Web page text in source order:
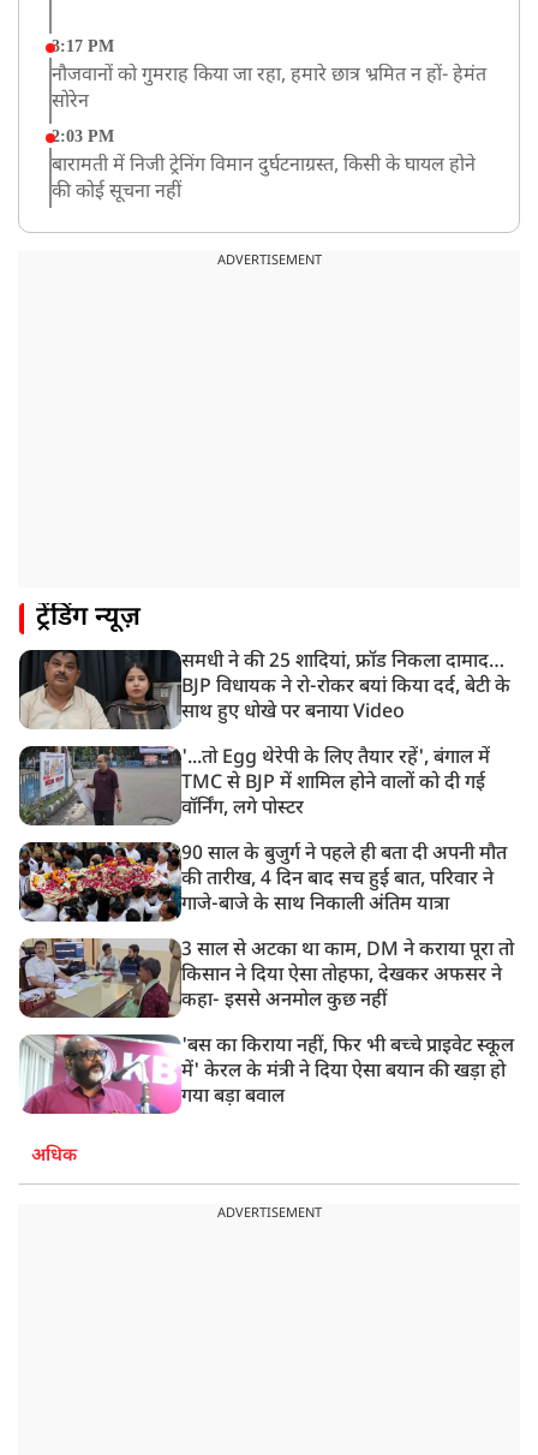
3:17 PM
नौजवानों को गुमराह किया जा रहा, हमारे छात्र भ्रमित न हों- हेमंत
सोरेन
2:03 PM
बारामती में निजी ट्रेनिंग विमान दुर्घटनाग्रस्त, किसी के घायल होने
की कोई सूचना नहीं
JPSC परीक्षा विवाद: अनशन पर बैठे छात्र नेता देवेंद्र महतो की
रांची: छात्रों और झारखंड सरकार के बीच आज होगी तीसरे दौर
8:22 AM
देशभर में आज से 'हर घर तिरंगा' अभियान, सीएम योगी लखनऊ
में करेंगे यात्रा का शुभारंभ
ADVERTISEMENT
ट्रेंडिंग न्यूज़
समधी ने की 25 शादियां, फ्रॉड निकला दामाद…
BJP विधायक ने रो-रोकर बयां किया दर्द, बेटी के
साथ हुए धोखे पर बनाया Video
'...तो Egg थेरेपी के लिए तैयार रहें', बंगाल में
TMC से BJP में शामिल होने वालों को दी गई
वॉर्निंग, लगे पोस्टर
90 साल के बुजुर्ग ने पहले ही बता दी अपनी मौत
की तारीख, 4 दिन बाद सच हुई बात, परिवार ने
गाजे-बाजे के साथ निकाली अंतिम यात्रा
3 साल से अटका था काम, DM ने कराया पूरा तो
किसान ने दिया ऐसा तोहफा, देखकर अफसर ने
कहा- इससे अनमोल कुछ नहीं
'बस का किराया नहीं, फिर भी बच्चे प्राइवेट स्कूल
में' केरल के मंत्री ने दिया ऐसा बयान की खड़ा हो
गया बड़ा बवाल
अधिक
ADVERTISEMENT